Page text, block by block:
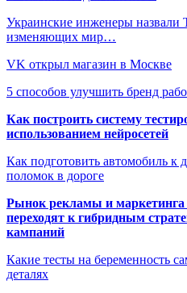
Украинские инженеры назвали
изменяющих мир…
VK открыл магазин в Москве
5 способов улучшить бренд
Как построить систему
использованием нейросетей
Как подготовить автомобиль к
поломок в дороге
Рынок рекламы и маркетинга
переходят к гибридным
кампаний
Какие тесты на беременность
деталях